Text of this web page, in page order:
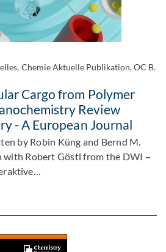
Chemie Aktuelle Publikation, OC B.
Cargo from Polymer
Review
- A European Journal
by Robin Küng and Bernd M.
with Robert Göstl from the DWI –